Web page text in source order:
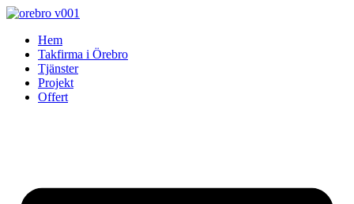
Skip
contentHem
Takfirma i Örebro
Tjänster
Projekt
Offert